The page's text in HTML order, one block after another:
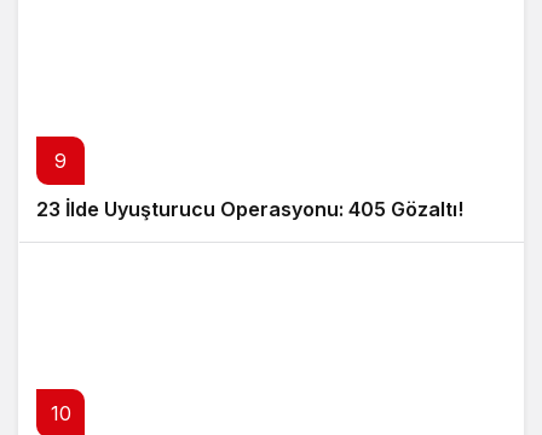
9
23 İlde Uyuşturucu Operasyonu: 405 Gözaltı!
10